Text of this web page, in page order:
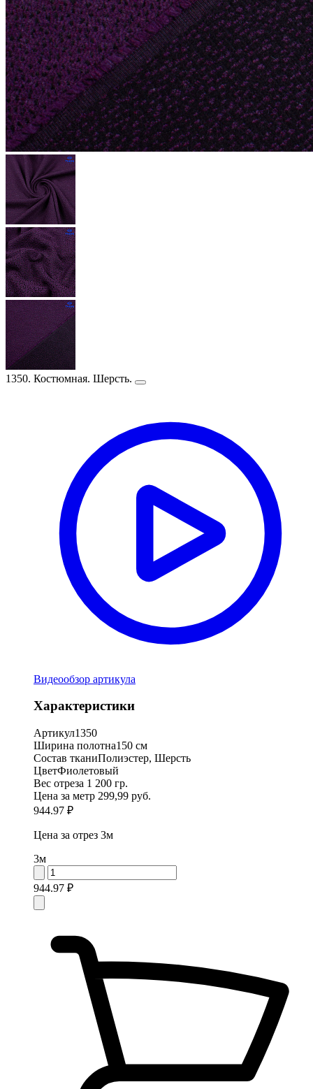
1350. Костюмная. Шерсть.
Видеообзор артикула
Характеристики
Артикул1350
Ширина полотна150 см
Состав тканиПолиэстер, Шерсть
ЦветФиолетовый
Вес отреза 1 200 гр.
Цена за метр 299,99 руб.
944.97 ₽
Цена за отрез 3м
3м
944.97 ₽